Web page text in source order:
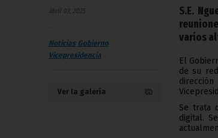
abril 03, 2025
Noticias Gobierno
Vicepresidencia
Ver la galería
S.E.
varios
El
de su
Se trata
digital.